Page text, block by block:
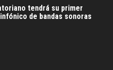
tendrá su primer
de bandas sonoras